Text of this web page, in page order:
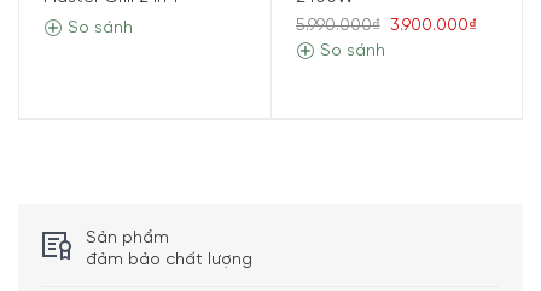
0400.02 – 4 Người Ăn gây ấn tượng với thiết kế đặc biệt,
chức năng tiên tiến và chất lượng cao. Cả tấm nướng,
Bếp Nướng Stockli Raclette Grill Cheesmax 4 Anthracite
So sánh
5.990.000₫ 3.900.000₫
So sánh
Sản phẩm
đảm bảo chất lượng